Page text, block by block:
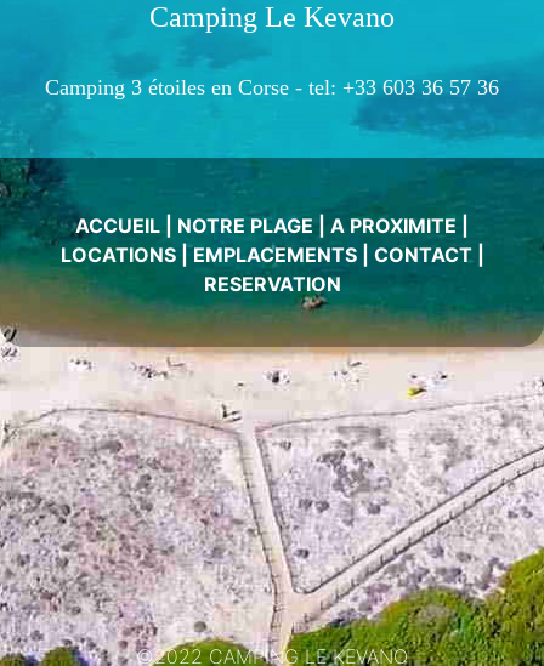
Camping Le Kevano
Camping 3 étoiles en Corse - tel: +33 603 36 57 36
ACCUEIL NOTRE PLAGE A PROXIMITE
LOCATIONS|EMPLACEMENTS| CONTACT|
RESERVATION
©2022 CAMPING LE KEVANO